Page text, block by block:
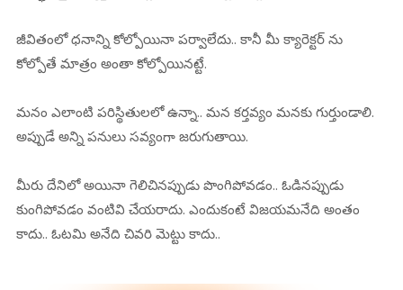
జీవితంలో ధనాన్ని కోల్పోయినా పర్వాలేదు.. కానీ మీ క్యారెక్టర్ ను
కోల్పోతే మాత్రం అంతా కోల్పోయినట్టే.
మనం ఎలాంటి పరిస్థితులలో ఉన్నా.. మన కర్తవ్యం మనకు గుర్తుండాలి.
అప్పుడే అన్ని పనులు సవ్యంగా జరుగుతాయి.
మీరు దేనిలో అయినా గెలిచినప్పుడు పొంగిపోవడం.. ఓడినప్పుడు
కుంగిపోవడం వంటివి చేయరాదు. ఎందుకంటే విజయమనేది అంతం
కాదు.. ఓటమి అనేది చివరి మెట్టు కాదు..